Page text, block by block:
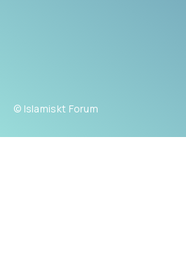
© Islamiskt Forum